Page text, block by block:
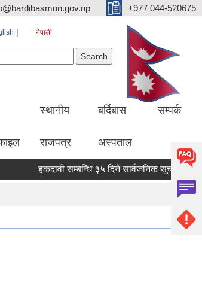
+977 044-520675
नेपाली
स्थानीय
राजपत्र
बर्दिबास
अस्पताल
सम्पर्क
हकदावी सम्बन्धि ३५ दिने सार्वजनिक सूचना